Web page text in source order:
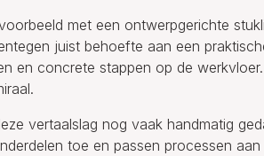
met een ontwerpgerichte
juist behoefte aan een
en concrete stappen op de
vertaalslag nog vaak handmatig
toe en passen processen